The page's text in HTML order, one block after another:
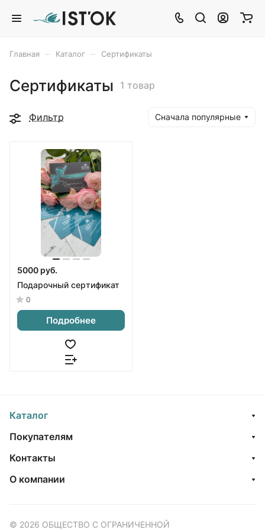
Главная Каталог Сертификаты
Сертификаты 1 товар
Фильтр Сначала популярные
5000 руб.
Подарочный сертификат
0
Подробнее
Каталог
Покупателям
Контакты
О компании
© 2026 ОБЩЕСТВО С ОГРАНИЧЕННОЙ